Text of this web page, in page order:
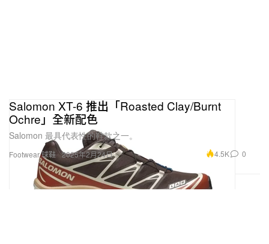
Footwear 球鞋
Salomon XT-6 推出「Roasted Clay/Burnt
Ochre」全新配色
Salomon 最具代表性的鞋款之一。
2025年2月24日 4.5K 0